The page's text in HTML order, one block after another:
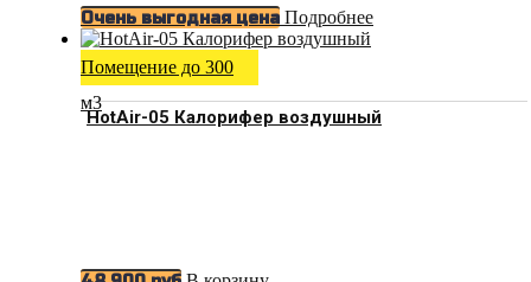
Очень выгодная цена Подробнее
Помещение до 300
м3
HotAir-05 Калорифер воздушный